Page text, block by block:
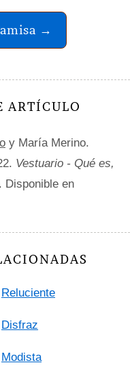
→
ARTÍCULO
y María Merino.
Vestuario - Qué es,
. Disponible en
Reluciente
Disfraz
Modista